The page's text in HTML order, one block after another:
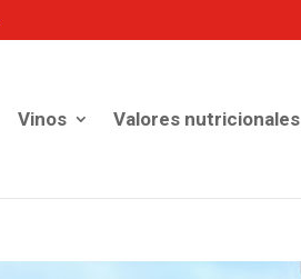
Vinos Valores nutricionales